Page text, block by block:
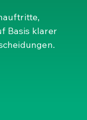
Basis klarer